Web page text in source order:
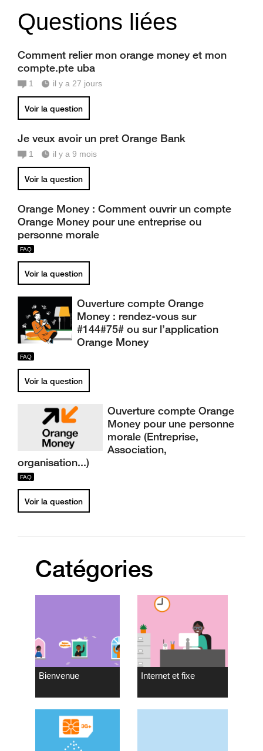
Questions liées
Comment relier mon orange money et mon
compte.pte uba
1 il y a 27 jours
Voir la question
Je veux avoir un pret Orange Bank
1 il y a 9 mois
Voir la question
Orange Money : Comment ouvrir un compte
Orange Money pour une entreprise ou
personne morale
Voir la question
Ouverture compte Orange
Money : rendez-vous sur
#144#75# ou sur l’application
Orange Money
Voir la question
Ouverture compte Orange
Money pour une personne
morale (Entreprise,
Association,
organisation...)
Voir la question
Catégories
Bienvenue Internet et fixe